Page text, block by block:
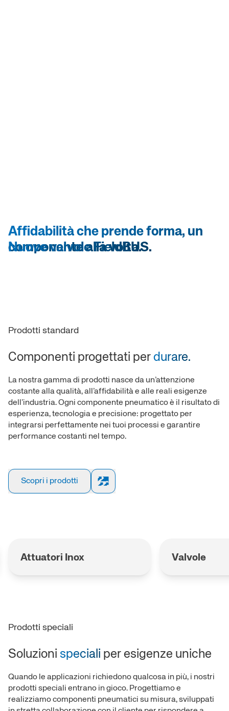
Affidabilità che prende forma, un
componente alla volta.
Nuove valvole FieldBUS.
Prodotti standard
Componenti progettati per durare.
La nostra gamma di prodotti nasce da un’attenzione
costante alla qualità, all’affidabilità e alle reali esigenze
dell’industria. Ogni componente pneumatico è il risultato di
esperienza, tecnologia e precisione: progettato per
integrarsi perfettamente nei tuoi processi e garantire
performance costanti nel tempo.
Scopri i prodotti
Valvole
Prodotti speciali
Soluzioni speciali per esigenze uniche
Quando le applicazioni richiedono qualcosa in più, i nostri
prodotti speciali entrano in gioco. Progettiamo e
realizziamo componenti pneumatici su misura, sviluppati